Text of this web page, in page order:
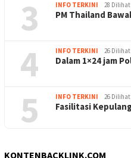
3 INFO TERKINI 28 Dilihat
PM Thailand
4 INFO TERKINI 26 Dilihat
Dalam 1×24 jam
5 INFO TERKINI 26 Dilihat
Fasilitasi
KONTENBACKLINK.COM